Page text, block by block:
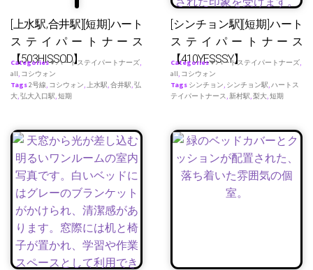
[上水駅,合井駅][短期]ハート
ステイパートナース
【503HISSOD】
Categories♥ ハートステイパートナーズ,
all, コシウォン
Tags2号線, コシウォン, 上水駅,合井駅,弘
大,弘大入口駅,短期
[シンチョン駅][短期]ハート
ステイパートナース
【410YESSSY】
Categories♥ ハートステイパートナーズ,
all, コシウォン
Tags シンチョン, シンチョン駅,ハートス
テイパートナース,新村駅,梨大,短期